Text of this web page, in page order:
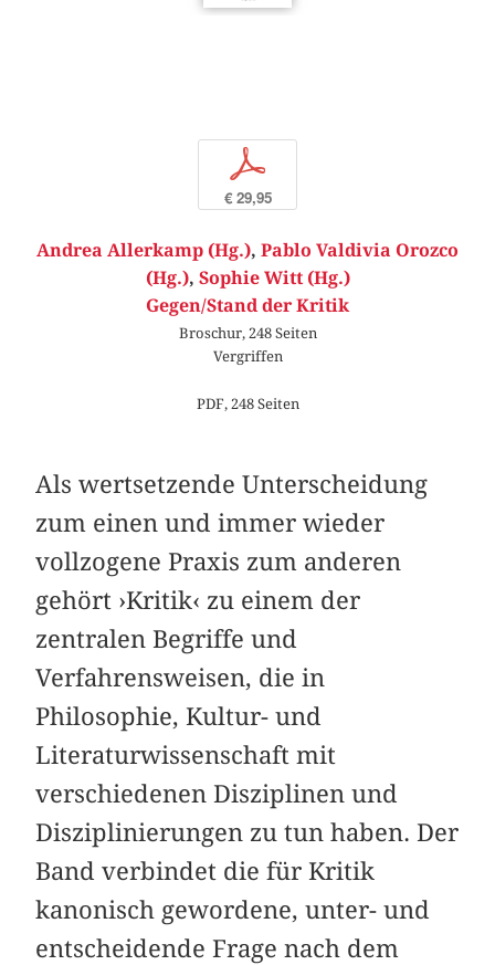
p
€ 29,95
Andrea Allerkamp (Hg.), Pablo Valdivia Orozco
(Hg.), Sophie Witt (Hg.)
Gegen/Stand der Kritik
Broschur, 248 Seiten
Vergriffen
PDF, 248 Seiten
Als wertsetzende Unterscheidung
zum einen und immer wieder
vollzogene Praxis zum anderen
gehört ›Kritik‹ zu einem der
zentralen Begriffe und
Verfahrensweisen, die in
Philosophie, Kultur- und
Literaturwissenschaft mit
verschiedenen Disziplinen und
Disziplinierungen zu tun haben. Der
Band verbindet die für Kritik
kanonisch gewordene, unter- und
entscheidende Frage nach dem